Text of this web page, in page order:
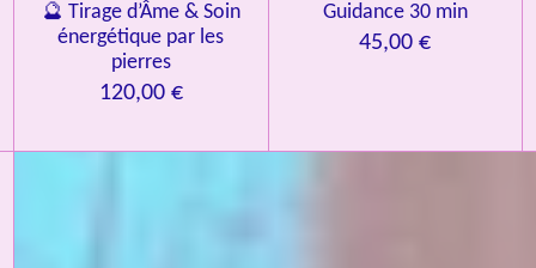
🔮 Tirage d’Âme & Soin
énergétique par les
pierres
120,00 €
Guidance 30 min
45,00 €